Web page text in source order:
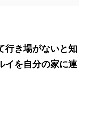
行き場がないと知
イを自分の家に連